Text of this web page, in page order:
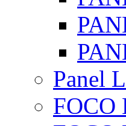
Panel
FOCO